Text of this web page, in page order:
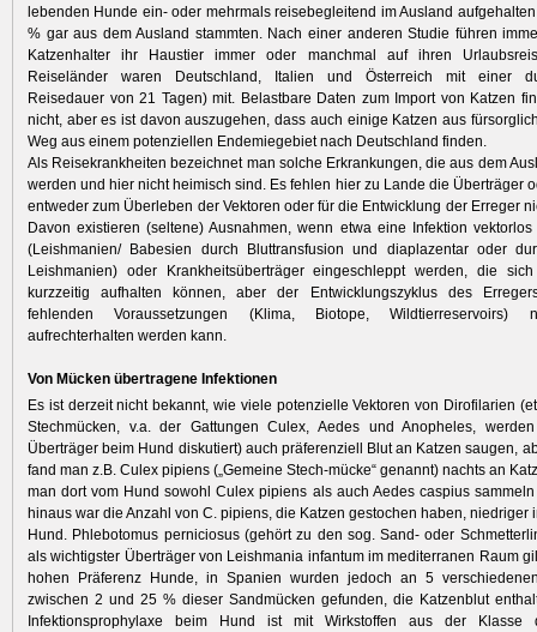
lebenden Hunde ein- oder mehrmals reisebegleitend im Ausland
% gar aus dem Ausland stammten. Nach einer anderen Studie führen
Katzenhalter ihr Haustier immer oder manchmal auf ihren
Reiseländer waren Deutschland, Italien und Österreich mit einer
Reisedauer von 21 Tagen) mit. Belastbare Daten zum Import von Katzen
nicht, aber es ist davon auszugehen, dass auch einige Katzen aus
Weg aus einem potenziellen Endemiegebiet nach Deutschland finden.
Als Reisekrankheiten bezeichnet man solche Erkrankungen, die aus dem
werden und hier nicht heimisch sind. Es fehlen hier zu Lande die Überträger
entweder zum Überleben der Vektoren oder für die Entwicklung der Erreger
Davon existieren (seltene) Ausnahmen, wenn etwa eine Infektion
(Leishmanien/ Babesien durch Bluttransfusion und diaplazentar oder
Leishmanien) oder Krankheitsüberträger eingeschleppt werden, die
kurzzeitig aufhalten können, aber der Entwicklungszyklus des
fehlenden Voraussetzungen (Klima, Biotope, Wildtierreservoirs)
aufrechterhalten werden kann.
Von Mücken übertragene Infektionen
Es ist derzeit nicht bekannt, wie viele potenzielle Vektoren von Dirofilarien
Stechmücken, v.a. der Gattungen Culex, Aedes und Anopheles,
Überträger beim Hund diskutiert) auch präferenziell Blut an Katzen saugen,
fand man z.B. Culex pipiens („Gemeine Stech-mücke“ genannt) nachts an
man dort vom Hund sowohl Culex pipiens als auch Aedes caspius
hinaus war die Anzahl von C. pipiens, die Katzen gestochen haben, niedriger
Hund. Phlebotomus perniciosus (gehört zu den sog. Sand- oder
als wichtigster Überträger von Leishmania infantum im mediterranen Raum
hohen Präferenz Hunde, in Spanien wurden jedoch an 5
zwischen 2 und 25 % dieser Sandmücken gefunden, die Katzenblut
Infektionsprophylaxe beim Hund ist mit Wirkstoffen aus der Klasse